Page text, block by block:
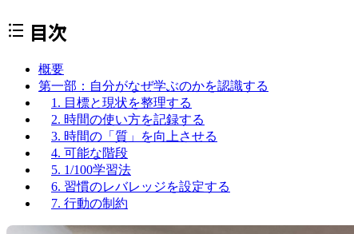
目次
概要
第一部：自分がなぜ学ぶのかを認識する
1. 目標と現状を整理する
2. 時間の使い方を記録する
3. 時間の「質」を向上させる
4. 可能な階段
5. 1/100学習法
6. 習慣のレバレッジを設定する
7. 行動の制約